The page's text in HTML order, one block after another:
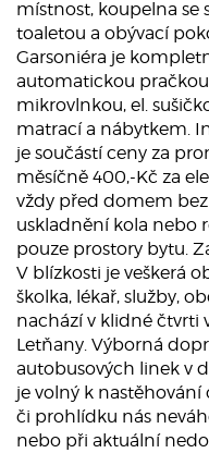
místnost, koupelna
toaletou a obývací
Garsoniéra je
automatickou
mikrovlnkou, el.
matrací a nábytkem.
je součástí ceny za
měsíčně 400,-Kč za
vždy před domem
uskladnění kola nebo
pouze prostory bytu.
V blízkosti je veškerá
školka, lékař, služby,
nachází v klidné čtvrti
Letňany. Výborná
autobusových linek v
je volný k nastěhování
či prohlídku nás
nebo při aktuální